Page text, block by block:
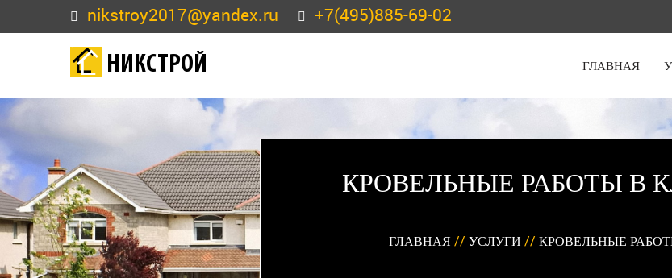
nikstroy2017@yandex.ru +7(495)885-69-02
НИКСТРОЙ ГЛАВНАЯ
КРОВЕЛЬНЫЕ РАБОТЫ В
ГЛАВНАЯ // УСЛУГИ // КРОВЕЛЬНЫЕ